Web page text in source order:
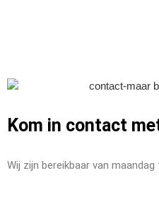
Kom in contact
Wij zijn bereikbaar van